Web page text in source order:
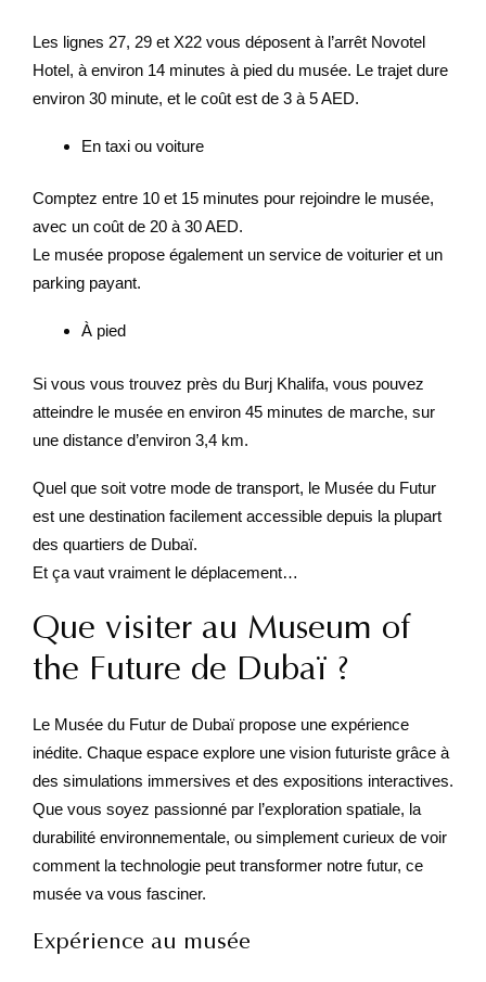
Les lignes 27, 29 et X22 vous déposent à l’arrêt Novotel
Hotel, à environ 14 minutes à pied du musée. Le trajet dure
environ 30 minute, et le coût est de 3 à 5 AED.
En taxi ou voiture
Comptez entre 10 et 15 minutes pour rejoindre le musée,
avec un coût de 20 à 30 AED.
Le musée propose également un service de voiturier et un
parking payant.
À pied
Si vous vous trouvez près du Burj Khalifa, vous pouvez
atteindre le musée en environ 45 minutes de marche, sur
une distance d’environ 3,4 km.
Quel que soit votre mode de transport, le Musée du Futur
est une destination facilement accessible depuis la plupart
des quartiers de Dubaï.
Et ça vaut vraiment le déplacement…
Que visiter au Museum of
the Future de Dubaï ?
Le Musée du Futur de Dubaï propose une expérience
inédite. Chaque espace explore une vision futuriste grâce à
des simulations immersives et des expositions interactives.
Que vous soyez passionné par l’exploration spatiale, la
durabilité environnementale, ou simplement curieux de voir
comment la technologie peut transformer notre futur, ce
musée va vous fasciner.
Expérience au musée